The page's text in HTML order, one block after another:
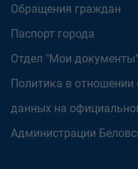
Обращения граждан
Паспорт города
Отдел "Мои
Политика в отношении
данных на
Администрации